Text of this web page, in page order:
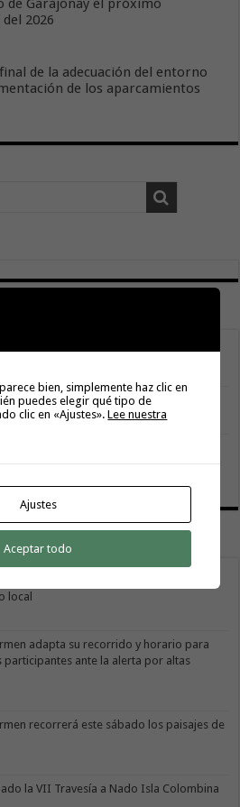
de Garajonay el próximo
2026
de la adecuación del entorno
de los aparcamientos
energético
de igualdad entre islas
que sostiene el progreso de La
Adeje Tenerife renuevan su alianza
local
adapta su recorrido y horario para
ante la alerta por altas
recorrerá este sábado los paisajes de
la VII Travesía a Nado Isla Colombina
bien, simplemente haz clic en
puedes elegir qué tipo de
clic en «Ajustes».Lee nuestra
Ajustes
Aceptar todo